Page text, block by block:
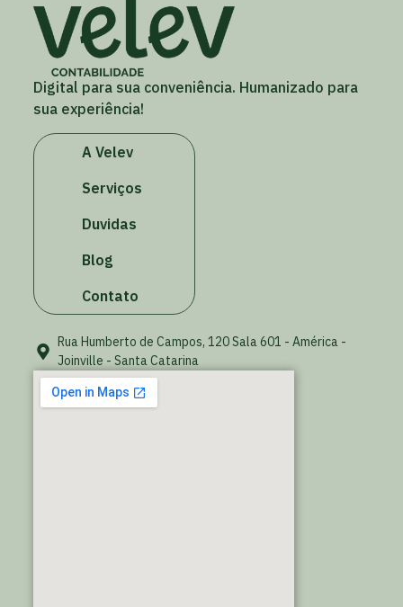
Digital para sua conveniência. Humanizado para
sua experiência!
A Velev
Serviços
Duvidas
Blog
Contato
Rua Humberto de Campos, 120 Sala 601 - América -
Joinville - Santa Catarina